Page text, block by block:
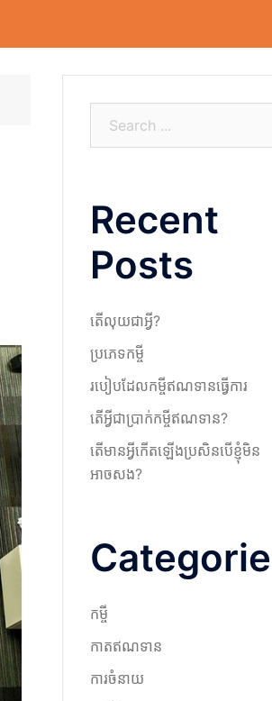
c
h
Recent
Posts
តើលុយជាអ្វី?
ប្រភេទកម្ចី
របៀបដែលកម្ចីឥណទានធ្វើការ
តើអ្វីជាប្រាក់កម្ចីឥណទាន?
តើមានអ្វីកើតឡើងប្រសិនបើខ្ញុំមិន
អាចសង?
កម្ចី
កាតឥណទាន
ការចំនាយ